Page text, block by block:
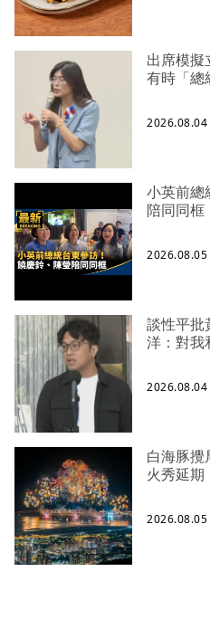
出席模
有時「總
小英前總
陪同同
談性平
洋：對我
白海豚攪
火秀延